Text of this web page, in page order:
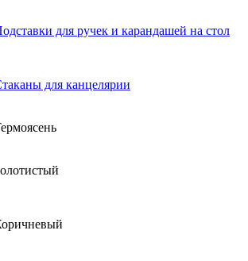
для ручек и карандашей на стол
для канцелярии